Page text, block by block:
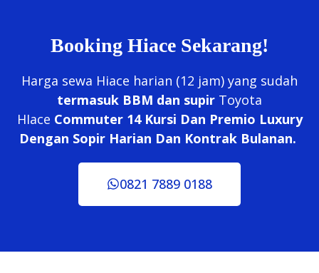
Booking Hiace Sekarang!
Harga sewa Hiace harian (12 jam) yang sudah
termasuk BBM dan supir Toyota
HIace Commuter 14 Kursi Dan Premio Luxury
Dengan Sopir Harian Dan Kontrak Bulanan.
0821 7889 0188